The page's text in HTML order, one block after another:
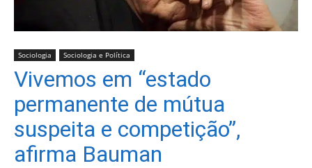
Sociologia Sociologia e Política
Vivemos em “estado
permanente de mútua
suspeita e competição”,
afirma Bauman